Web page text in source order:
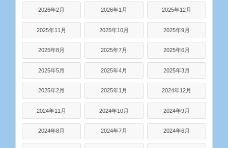
2026年2月 2026年1月 2025年12月
2025年11月 2025年10月 2025年9月
2025年8月 2025年7月 2025年6月
2025年5月 2025年4月 2025年3月
2025年2月 2025年1月 2024年12月
2024年11月 2024年10月 2024年9月
2024年8月 2024年7月 2024年6月